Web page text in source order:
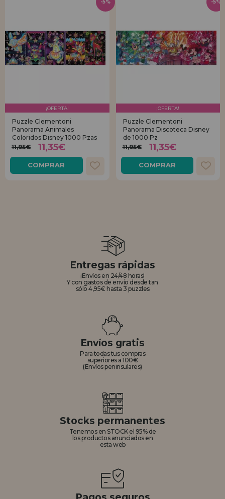
¡OFERTA!
Puzzle Clementoni
Panorama Animales
Coloridos Disney 1000 Pzas
11,95€
11,35€
COMPRAR
-5%
¡OFERTA!
Puzzle Clementoni
Panorama Discoteca Disney
de 1000 Pz
11,95€
11,35€
COMPRAR
-5%
Entregas rápidas
¡Envíos en 24/48 horas!
Y con gastos de envío desde tan
sólo 4,95€ hasta 3 puzzles
Envíos gratis
Para todas tus compras
superiores a 100€
(Envíos peninsulares)
Stocks permanentes
Tenemos en STOCK el 95% de
los productos anunciados en
esta web